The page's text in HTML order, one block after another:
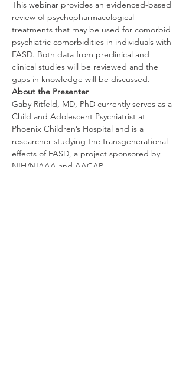
This webinar provides an evidenced-based
review of psychopharmacological
treatments that may be used for comorbid
psychiatric comorbidities in individuals with
FASD. Both data from preclinical and
clinical studies will be reviewed and the
gaps in knowledge will be discussed.
About the Presenter
Gaby Ritfeld, MD, PhD currently serves as a
Child and Adolescent Psychiatrist at
Phoenix Children’s Hospital and is a
researcher studying the transgenerational
effects of FASD, a project sponsored by
NIH/NIAAA and AACAP.